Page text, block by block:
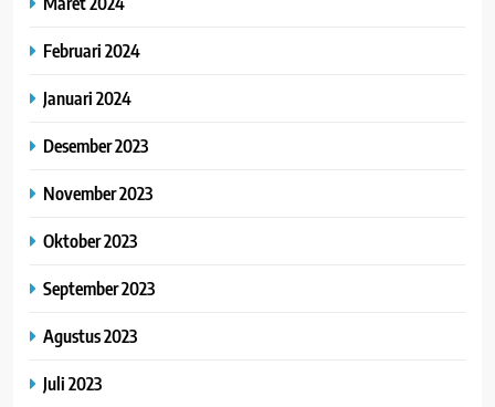
Februari 2024
Januari 2024
Desember 2023
November 2023
Oktober 2023
September 2023
Agustus 2023
Juli 2023